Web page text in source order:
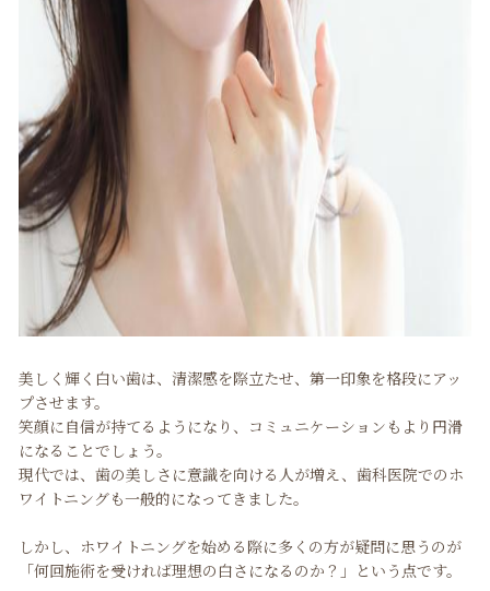
美しく輝く白い歯は、清潔感を際立たせ、第一印象を格段にアッ
プさせます。
笑顔に自信が持てるようになり、コミュニケーションもより円滑
になることでしょう。
現代では、歯の美しさに意識を向ける人が増え、歯科医院でのホ
ワイトニングも一般的になってきました。
しかし、ホワイトニングを始める際に多くの方が疑問に思うのが
「何回施術を受ければ理想の白さになるのか？」という点です。